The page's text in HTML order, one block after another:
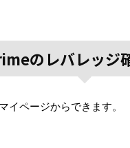
のレバレッジ
イページからできます。